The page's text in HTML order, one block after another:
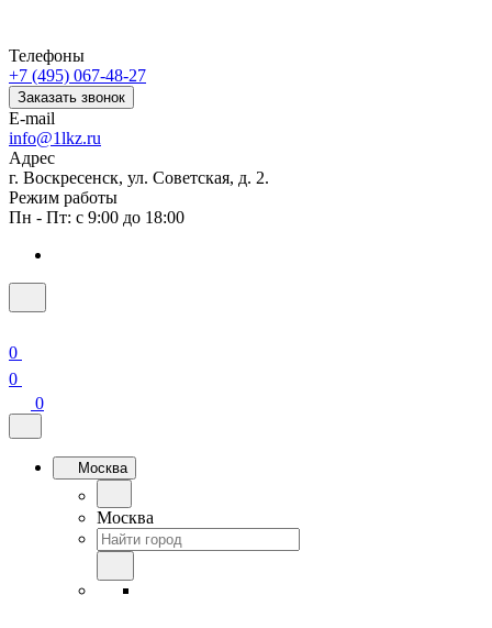
Телефоны
+7 (495) 067-48-27
Заказать звонок
E-mail
info@1lkz.ru
Адрес
г. Воскресенск, ул. Советская, д. 2.
Режим работы
Пн - Пт: с 9:00 до 18:00
0
0
0
Москва
Москва